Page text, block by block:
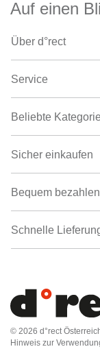
Auf einen
Über d°rect
Service
Beliebte
Sicher einkaufen
Bequem bezahlen
Schnelle
© 2026 d°rect
Hinweis zur